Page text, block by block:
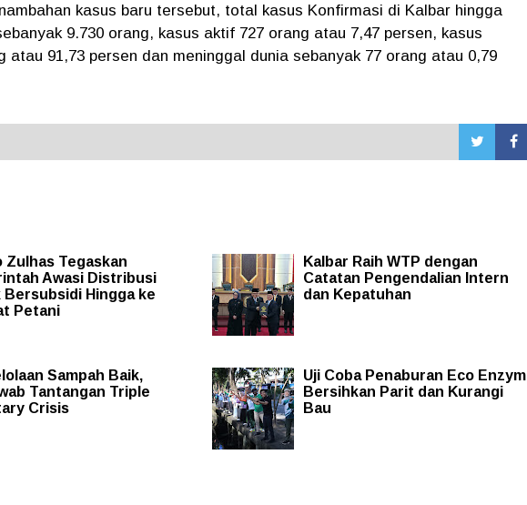
kasus baru tersebut, total kasus Konfirmasi di Kalbar hingga
9.730 orang, kasus aktif 727 orang atau 7,47 persen, kasus
atau 91,73 persen dan meninggal dunia sebanyak 77 orang atau 0,79
Zulhas Tegaskan
Awasi Distribusi
Bersubsidi Hingga ke
Petani
Kalbar Raih WTP dengan
Catatan Pengendalian Intern
dan Kepatuhan
Sampah Baik,
Tantangan Triple
Crisis
Uji Coba Penaburan Eco Enzym
Bersihkan Parit dan Kurangi
Bau